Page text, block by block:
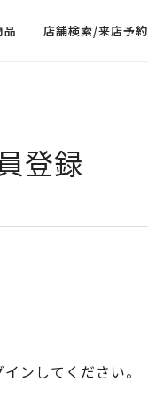
品 店舗検索/来店予約
登録
ンしてください。